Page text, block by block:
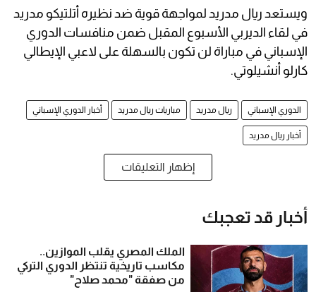
ويستعد ريال مدريد لمواجهة قوية ضد نظيره أتلتيكو مدريد
في لقاء الديربي الأسبوع المقبل ضمن منافسات الدوري
الإسباني في مباراة لن تكون بالسهلة على لاعبي الإيطالي
كارلو أنشيلوتي.
الدوري الإسباني ريال مدريد مباريات ريال مدريد أخبار الدوري الإسباني
أخبار ريال مدريد
إظهار التعليقات
أخبار قد تعجبك
الملك المصري يقلب الموازين..
مكاسب تاريخية تنتظر الدوري التركي
من صفقة "محمد صلاح"